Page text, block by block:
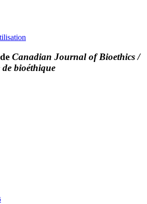
Canadian Journal of Bioethics /
de bioéthique